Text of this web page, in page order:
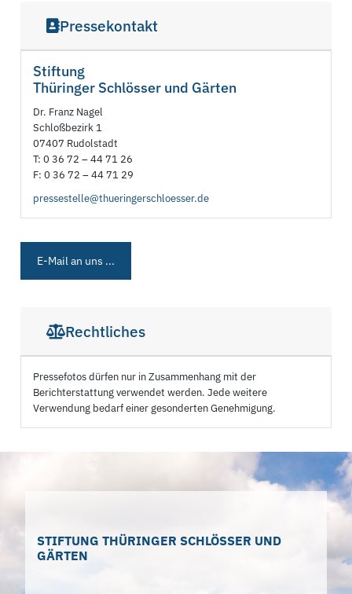
Pressekontakt
Stiftung
Thüringer Schlösser und Gärten
Dr. Franz Nagel
Schloßbezirk 1
07407 Rudolstadt
T: 0 36 72 – 44 71 26
F: 0 36 72 – 44 71 29
pressestelle@thueringerschloesser.de
E-Mail an uns ...
Rechtliches
Pressefotos dürfen nur in Zusammenhang mit der
Berichterstattung verwendet werden. Jede weitere
Verwendung bedarf einer gesonderten Genehmigung.
STIFTUNG THÜRINGER SCHLÖSSER UND
GÄRTEN